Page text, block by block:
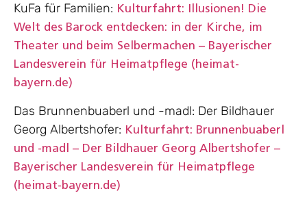
KuFa für Familien: Kulturfahrt: Illusionen! Die
Welt des Barock entdecken: in der Kirche, im
Theater und beim Selbermachen – Bayerischer
Landesverein für Heimatpflege (heimat-
bayern.de)
Das Brunnenbuaberl und -madl: Der Bildhauer
Georg Albertshofer: Kulturfahrt: Brunnenbuaberl
und -madl – Der Bildhauer Georg Albertshofer –
Bayerischer Landesverein für Heimatpflege
(heimat-bayern.de)